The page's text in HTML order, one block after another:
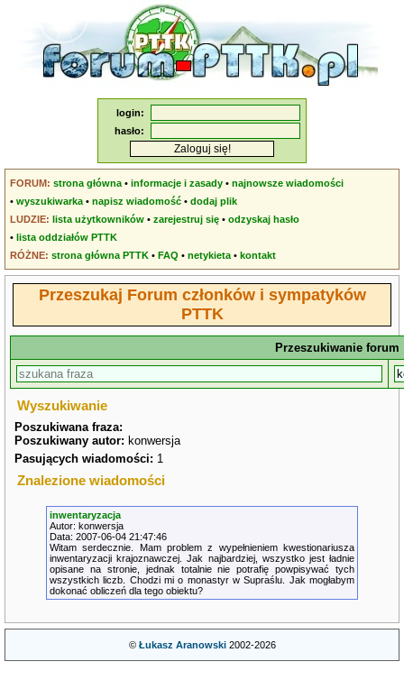
login:
hasło:
FORUM: strona główna •informacje i zasady •najnowsze wiadomości
•wyszukiwarka •napisz wiadomość •dodaj plik
LUDZIE: lista użytkowników •zarejestruj się •odzyskaj hasło
•lista oddziałów PTTK
RÓŻNE: strona główna PTTK •FAQ •netykieta •kontakt
Przeszukaj Forum członków i sympatyków
PTTK
Przeszukiwanie forum
Wyszukiwanie
Poszukiwana fraza:
Poszukiwany autor: konwersja
Pasujących wiadomości: 1
Znalezione wiadomości
inwentaryzacja
Autor: konwersja
Data: 2007-06-04 21:47:46
Witam serdecznie. Mam problem z wypełnieniem kwestionariusza
inwentaryzacji krajoznawczej. Jak najbardziej, wszystko jest ładnie
opisane na stronie, jednak totalnie nie potrafię powpisywać tych
wszystkich liczb. Chodzi mi o monastyr w Supraślu. Jak mogłabym
dokonać obliczeń dla tego obiektu?
© Łukasz Aranowski2002-2026